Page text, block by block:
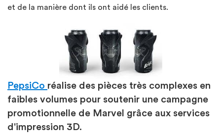
et de la manière dont ils ont aidé les clients.
PepsiCo réalise des pièces très complexes en
faibles volumes pour soutenir une campagne
promotionnelle de Marvel grâce aux services
d'impression 3D.